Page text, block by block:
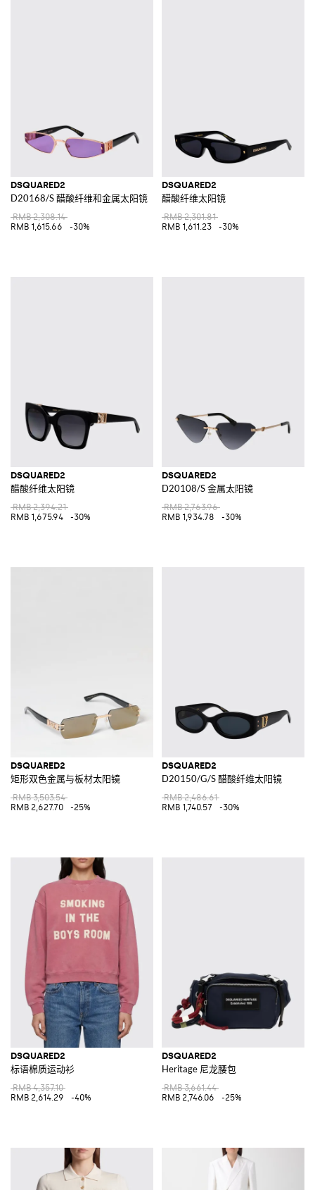
DSQUARED2
D20168/S 醋酸纤维和金属太阳镜
RMB 2,308.14
RMB 1,615.66
-30%
DSQUARED2
醋酸纤维太阳镜
RMB 2,301.81
RMB 1,611.23
-30%
DSQUARED2
醋酸纤维太阳镜
RMB 2,394.21
RMB 1,675.94
-30%
DSQUARED2
D20108/S 金属太阳镜
RMB 2,763.96
RMB 1,934.78
-30%
DSQUARED2
矩形双色金属与板材太阳镜
RMB 3,503.54
RMB 2,627.70
-25%
DSQUARED2
D20150/G/S 醋酸纤维太阳镜
RMB 2,486.61
RMB 1,740.57
-30%
DSQUARED2
标语棉质运动衫
RMB 4,357.10
RMB 2,614.29
-40%
DSQUARED2
Heritage 尼龙腰包
RMB 3,661.44
RMB 2,746.06
-25%